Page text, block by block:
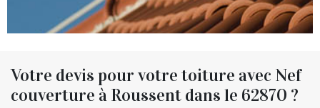
Votre devis pour votre toiture avec Nef
couverture à Roussent dans le 62870 ?